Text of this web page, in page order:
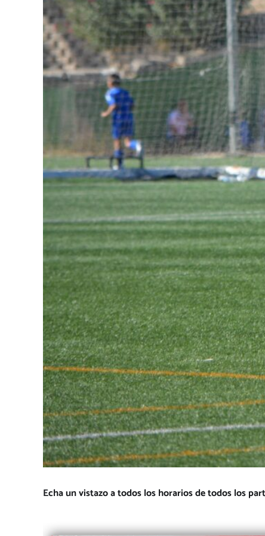
Echa un vistazo a todos los horarios de todos los